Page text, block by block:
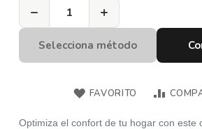
− +
Selecciona método
FAVORITO
Optimiza el confort de tu hogar con este